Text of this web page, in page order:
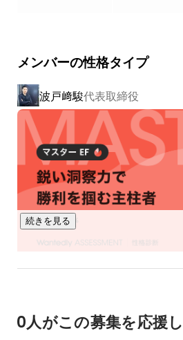
ルにサービスを展開し、世界中で
を取り戻すことを目指しています。
https://x.gd/sAt7Y
メンバーの性格タイプ
波戸﨑駿代表取締役
続きを見る
0人がこの募集を応援